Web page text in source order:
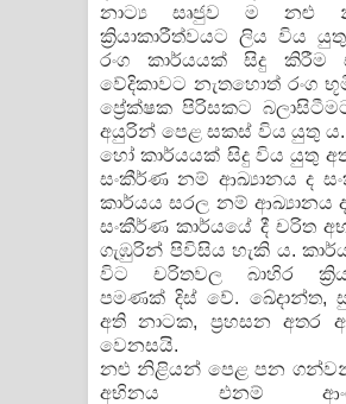
නාට්‍ය සෘජුව ම නළු
ක්‍රියාකාරීත්වයට ලිය විය
රංග කාර්යයක් සිදු කිරීම
වේදිකාවට නැතහොත් රංග
ප්‍රේක්ෂක පිරිසකට
අයුරින් පෙළ සකස් විය යුතු
හෝ කාර්යයක් සිදු විය යුතු
සංකීර්ණ නම් ආඛ්‍යානය ද
කාර්යය සරල නම් ආඛ්‍යානය
සංකීර්ණ කාර්යයේ දී චරිත
ගැඹුරින් පිවිසිය හැකි ය.
විට චරිතවල බාහිර
පමණක් දිස් වේ. ඛේදාන්ත,
අති නාටක, ප්‍රහසන අතර
වෙනසයි.
නළු නිළියන් පෙළ පන
අභිනය එනම්